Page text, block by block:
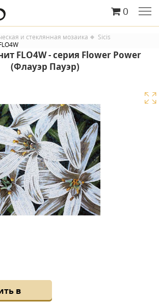
0
и стеклянная мозаика
Sicis
FLO4W - серия Flower Power
(Флауэр Пауэр)
в